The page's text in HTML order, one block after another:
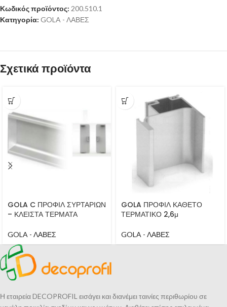
Κωδικός προϊόντος: 200.510.1
Κατηγορία: GOLA - ΛΑΒΕΣ
Σχετικά προϊόντα
GOLA C ΠΡΟΦΙΛ ΣΥΡΤΑΡΙΩΝ
– ΚΛΕΙΣΤΑ ΤΕΡΜΑΤΑ
GOLA - ΛΑΒΕΣ
GOLA ΠΡΟΦΙΛ ΚΑΘΕΤΟ
ΤΕΡΜΑΤΙΚΟ 2,6μ
GOLA - ΛΑΒΕΣ
Η εταιρεία DECOPROFIL εισάγει και διανέμει ταινίες περιθωρίου σε